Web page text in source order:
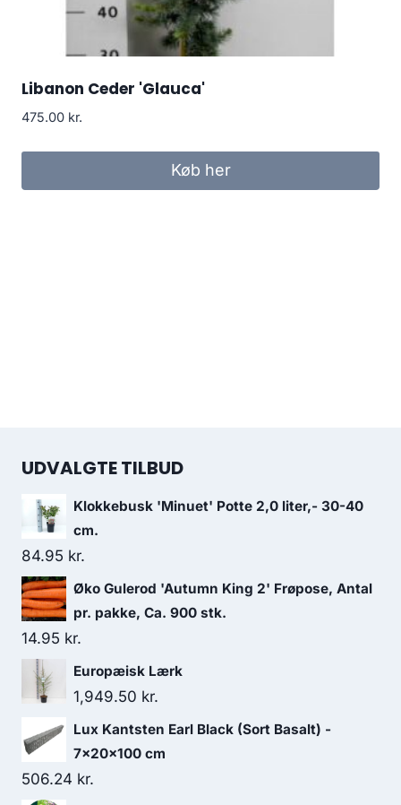
Libanon Ceder 'Glauca'
475.00 kr.
Køb her
UDVALGTE TILBUD
Klokkebusk 'Minuet' Potte 2,0 liter,- 30-40
cm.
84.95 kr.
Øko Gulerod 'Autumn King 2' Frøpose, Antal
pr. pakke, Ca. 900 stk.
14.95 kr.
Europæisk Lærk
1,949.50 kr.
Lux Kantsten Earl Black (Sort Basalt) -
7x20x100 cm
506.24 kr.